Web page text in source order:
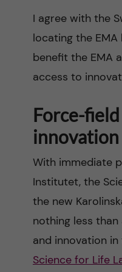
I agree with the
locating the EMA
benefit the EMA
access to
Force-
innovation
With immediate
Institutet, the
the new
nothing less
and innovation
Science for Life